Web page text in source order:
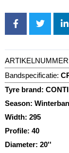
Bandspecificatie:
Tyre brand:
Season:
Width: 295
Profile: 40
Diameter: 20''